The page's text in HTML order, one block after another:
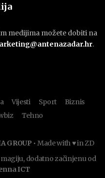
medijima možete dobiti na
.
Vijesti Sport
Biznis
Tehno
GROUP • Made with ♥ in ZD
magiju, dodatno začinjenu od
ICT